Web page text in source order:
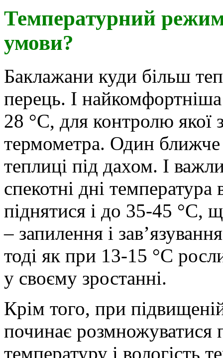
Температурний
умови?
Баклажани куди більш
перець. І
28 °С, для контролю якої
термометра. Один ближче
теплиці під дахом. І
спекотні дні
піднятися і до 35-45 °С,
– запилення і
тоді як при 13-15 °С
у своєму зростанні.
Крім того, при
починає
температуру і вологість